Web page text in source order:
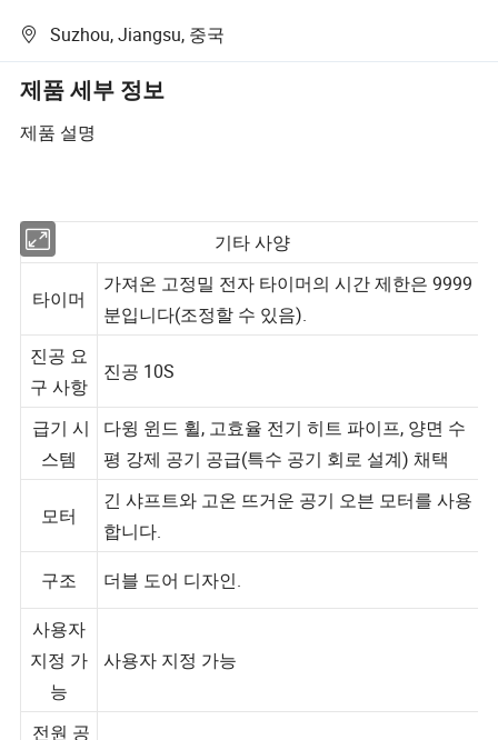
Suzhou, Jiangsu, 중국
제품 세부 정보
제품 설명
기타 사양
가져온 고정밀 전자 타이머의 시간 제한은 9999
분입니다(조정할 수 있음).
진공 요
구 사항
급기 시
스템
다윙 윈드 휠, 고효율 전기 히트 파이프, 양면 수
평 강제 공기 공급(특수 공기 회로 설계) 채택
긴 샤프트와 고온 뜨거운 공기 오븐 모터를 사용
합니다.
구조
더블 도어 디자인.
사용자
지정 가
능